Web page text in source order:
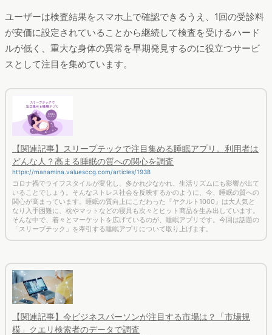
ユーザーは検査結果をスマホ上で確認できるうえ、1回の受診料
が安価に設定されていることから継続して検査を受けるハード
ルが低く、重大な身体の異常を早期発見するのに役立つサービ
スとして注目を集めています。
【関連記事】スリープテックで注目集める睡眠アプリ。利用者は
どんな人？高まる睡眠の質への関心を調査
https://manamina.valuesccg.com/articles/1938
コロナ禍でライフスタイルが変化し、多かれ少なかれ、生活リズムにも影響が出て
いることでしょう。そんなストレス社会を反映するかのように、今、睡眠の質への
関心が高まっています。睡眠の質向上にこだわった『ヤクルト1000』は大人気と
なり入手困難に、枕やマットなどの寝具も次々とヒット商品を生み出しています。
そんな中で、着々とマーケットを広げているのが、睡眠アプリです。今回は話題の
「スリープテック」を牽引する睡眠アプリについて取り上げます。
【関連記事】今ビジネスパーソンが注目する市場は？「市場規
模」クエリ検索者のデータで調査